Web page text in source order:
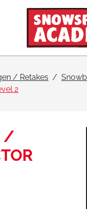
/ Retakes
2
/